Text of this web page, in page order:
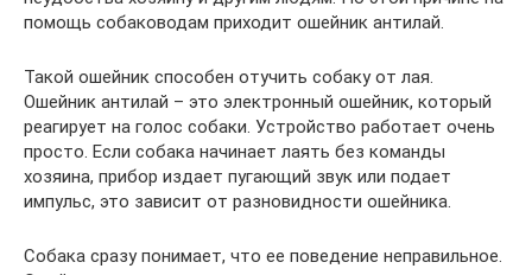
помощь собаководам приходит ошейник антилай.
Такой ошейник способен отучить собаку от лая.
Ошейник антилай – это электронный ошейник, который
реагирует на голос собаки. Устройство работает очень
просто. Если собака начинает лаять без команды
хозяина, прибор издает пугающий звук или подает
импульс, это зависит от разновидности ошейника.
Собака сразу понимает, что ее поведение неправильное.